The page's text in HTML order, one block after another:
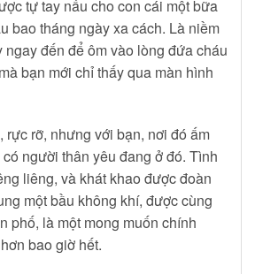
tự tay nấu cho con cái một bữa
bao tháng ngày xa cách. Là niềm
ngay đến để ôm vào lòng đứa cháu
bạn mới chỉ thấy qua màn hình
rực rỡ, nhưng với bạn, nơi đó ấm
người thân yêu đang ở đó. Tình
liêng, và khát khao được đoàn
một bầu không khí, được cùng
phố, là một mong muốn chính
bao giờ hết.